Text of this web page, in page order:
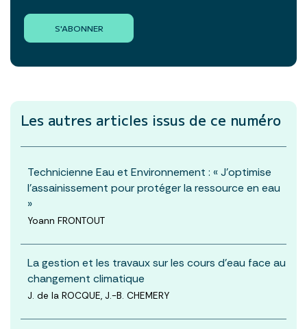
S'ABONNER
Les autres articles issus de ce numéro
Technicienne Eau et Environnement : « J’optimise
l’assainissement pour protéger la ressource en eau
»
Yoann FRONTOUT
La gestion et les travaux sur les cours d’eau face au
changement climatique
J. de la ROCQUE, J.-B. CHEMERY